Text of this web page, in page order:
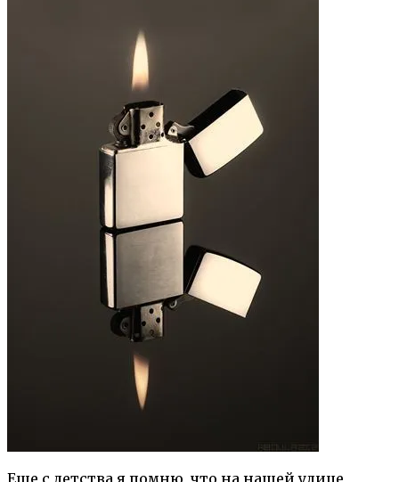
Еще с детства я помню, что на нашей улице,